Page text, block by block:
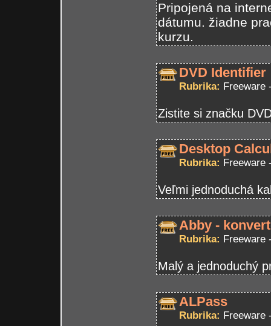
Pripojená na
dátumu. žiadne
kurzu.
DVD Identifier
Rubrika: Freeware
Zistite si značku
Desktop
Rubrika: Freeware
Veľmi jednoduchá
Abby -
Rubrika: Freeware
Malý a jednoduchý
ALPass
Rubrika: Freeware